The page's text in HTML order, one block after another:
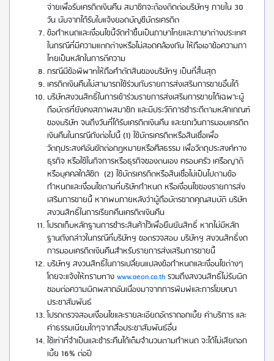
จ่ายเพื่อรับเครดิตเงินคืน สมาชิกจะต้องติดต่อบริษัทฯ ภายใน 30
วัน นับจากได้รับใบแจ้งยอดบัญชีบัตรเครดิต
ข้อกำหนดและเงื่อนไขนี้จัดทำขึ้นเป็นภาษาไทยและภาษาต่างประเทศ
ในกรณีที่มีความแตกต่างหรือไม่สอดคล้องกัน ให้ถือเอาข้อความภา
ไทยเป็นหลักในการตีความ
กรณีมีข้อพิพาทให้ถือคำตัดสินของบริษัทฯ เป็นที่สิ้นสุด
เครดิตเงินคืนไม่สามารถใช้ร่วมกับรายการส่งเสริมการขายอื่นได้
บริษัทสงวนสิทธิ์ในการเข้าร่วมรายการส่งเสริมการขายได้เฉพาะผู้
ถือบัตรที่ยังคงสภาพสมาชิก และมีประวัติการชำระดีตามหลักเกณฑ์
ของบริษัท จนถึงวันที่ได้รับเครดิตเงินคืน และยกเว้นการมอบเครดิต
เงินคืนในกรณีดังต่อไปนี้ (1) ใช้บัตรเครดิตหรือสินเชื่อเพื่อ
วัตถุประสงค์อันขัดต่อกฎหมายหรือศีลธรรม เพื่อวัตถุประสงค์ทาง
ธุรกิจ หรือใช้ในกิจการหรือธุรกิจของตนเอง ครอบครัว เครือญาติ
หรือบุคคลใกล้ชิด (2) ใช้บัตรเครดิตหรือสินเชื่อไม่เป็นไปตามข้อ
กำหนดและเงื่อนไขตามที่บริษัทกำหนด หรือเงื่อนไขของรายการส่ง
เสริมการขายนี้ หากพบภายหลังว่าผู้ถือบัตรขาดคุณสมบัติ บริษัท
สงวนสิทธิ์ในการเรียกคืนเครดิตเงินคืน
โปรดเก็บหลักฐานการชำระสินค้าไว้เพื่อยืนยันสิทธิ์ หากไม่มีหลัก
ฐานดังกล่าวในกรณีที่บริษัทฯ ขอตรวจสอบ บริษัทฯ สงวนสิทธิ์งด
การมอบเครดิตเงินคืนสำหรับรายการส่งเสริมการขายนี้
บริษัทฯ สงวนสิทธิ์ในการเปลี่ยนแปลงข้อกำหนดและเงื่อนไขต่างๆ
โดยจะแจ้งให้ทราบทางwww.aeon.co.thรวมถึงสงวนสิทธิ์ไม่รับผิด
ชอบต่อความผิดพลาดอันเนื่องมาจากการพิมพ์และการโฆษณา
ประชาสัมพันธ์
โปรดตรวจสอบเงื่อนไขและรายละเอียดอัตราดอกเบี้ย ค่าบริการ และ
ค่าธรรมเนียมใดๆจากสื่อประชาสัมพันธ์อื่น
ใช้เท่าที่จำเป็นและชำระคืนได้เต็มจำนวนตามกำหนด จะได้ไม่เสียดอก
เบี้ย 16% ต่อปี